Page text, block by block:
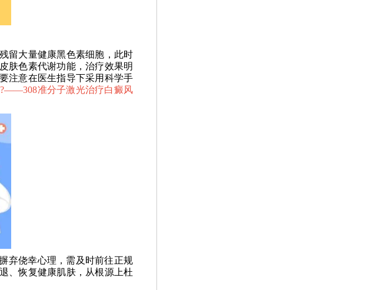
留大量健康黑色素细胞，此时
肤色素代谢功能，治疗效果明
注意在医生指导下采用科学手
?——308准分子激光治疗白癜风
弃侥幸心理，需及时前往正规
、恢复健康肌肤，从根源上杜